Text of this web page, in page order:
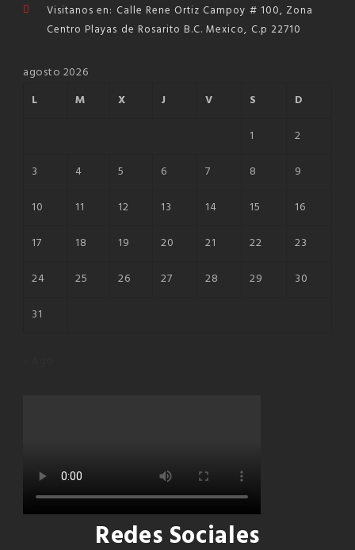
Visitanos en: Calle Rene Ortiz Campoy # 100, Zona
Centro Playas de Rosarito B.C. Mexico, C.p 22710
agosto 2026
L
M X J V S
D
1
2
3
4 5 6 7 8
9
10
11 12 13 14 15
16
17
18 19 20 21 22
23
24
25 26 27 28 29
30
31
Redes Sociales